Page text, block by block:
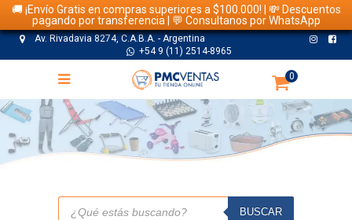
🚚 ¡Envío Gratis en compras superiores a $100.000! | 💸 Descuentos
pagando por transferencia | 💬 Consultanos por WhatsApp
Av. Rivadavia 8274, C.A.B.A. - Argentina
+54 9 (11) 2514-8965
0
TIENDA
Búsqueda
BUSCAR